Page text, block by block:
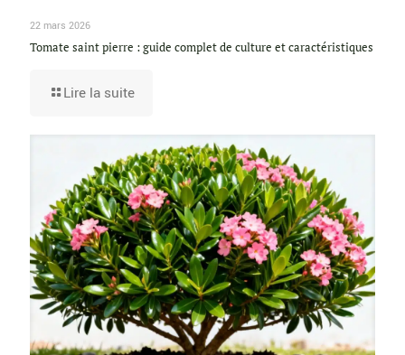
22 mars 2026
Tomate saint pierre : guide complet de culture et caractéristiques
Lire la suite